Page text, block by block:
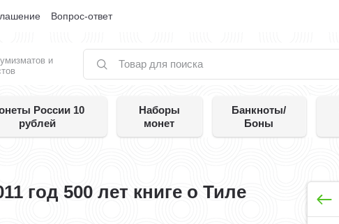
Вопрос-ответ
и
России 10
рублей
Наборы
монет
Банкноты/
Боны
год 500 лет книге о Тиле